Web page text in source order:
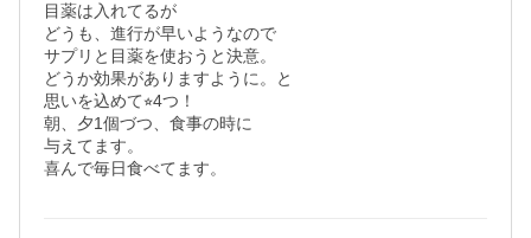
目薬は入れてるが
どうも、進行が早いようなので
サプリと目薬を使おうと決意。
どうか効果がありますように。と
思いを込めて⭐︎4つ！
朝、夕1個づつ、食事の時に
与えてます。
喜んで毎日食べてます。